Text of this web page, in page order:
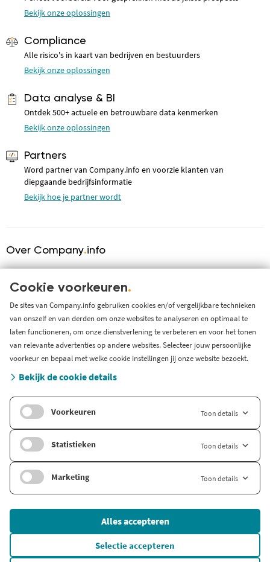
Bekijk onze oplossingen
Compliance
Alle risico's in kaart van bedrijven en bestuurders
Bekijk onze oplossingen
Data analyse & BI
Ontdek 500+ actuele en betrouwbare data kenmerken
Bekijk onze oplossingen
Partners
Word partner van Company.info en voorzie klanten van
diepgaande bedrijfsinformatie
Bekijk hoe je partner wordt
Over Company.info
Over ons
KVK serviceprovider
Werken bij Company.info
Blog
Support
Systeem status en storingen
Zoek branche-informatie
Internationaal
Company.info Deutschland
Company.info English
© 2026 Company Info
FD Mediagroep
Algemene voorwaarden
Cookie voorkeuren.
De sites van Company.info gebruiken cookies en/of vergelijkbare technieken
van onszelf en van derden om onze websites te analyseren en optimaal te
laten functioneren, om onze dienstverlening te verbeteren en voor het tonen
van relevante advertenties op andere websites. Selecteer jouw persoonlijke
voorkeur en bepaal met welke cookie instellingen jij onze website bezoekt.
Bekijk de cookie details
Voorkeuren Toon details
Statistieken Toon details
Marketing Toon details
Alles accepteren
Selectie accepteren